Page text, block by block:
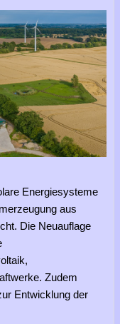
Energiesysteme
aus
Die Neuauflage
Zudem
Entwicklung der